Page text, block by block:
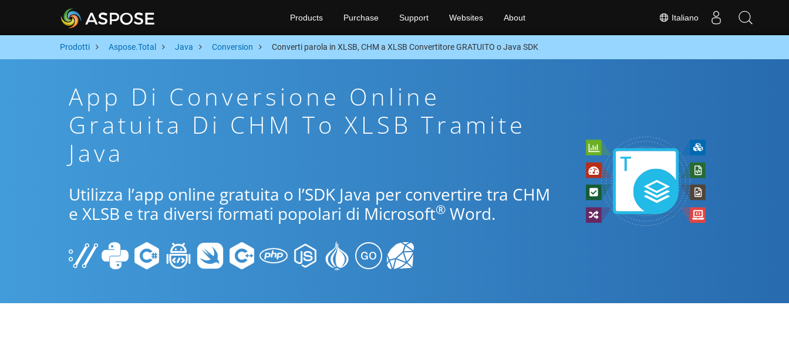
Italiano
Products Purchase Support Websites About
Prodotti Aspose.Total Java Conversion Converti parola in XLSB, CHM a XLSB Convertitore GRATUITO o Java SDK
App Di Conversione Online
Gratuita Di CHM To XLSB Tramite
Java
Utilizza l’app online gratuita o l’SDK Java per convertire tra CHM
e XLSB e tra diversi formati popolari di Microsoft® Word.